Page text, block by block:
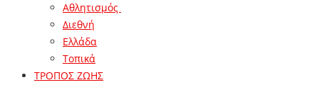
Αθλητισμός
Διεθνή
Ελλάδα
Τοπικά
ΤΡΟΠΟΣ ΖΩΗΣ